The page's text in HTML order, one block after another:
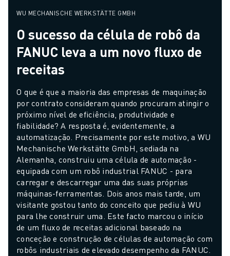
WU MECHANISCHE WERKSTÄTTE GMBH
O sucesso da célula de robô da
FANUC leva a um novo fluxo de
receitas
O que é que a maioria das empresas de maquinação
por contrato consideram quando procuram atingir o
próximo nível de eficiência, produtividade e
fiabilidade? A resposta é, evidentemente, a
automatização. Precisamente por este motivo, a WU
Mechanische Werkstätte GmbH, sediada na
Alemanha, construiu uma célula de automação -
equipada com um robô industrial FANUC - para
carregar e descarregar uma das suas próprias
máquinas-ferramentas. Dois anos mais tarde, um
visitante gostou tanto do conceito que pediu à WU
para lhe construir uma. Este facto marcou o início
de um fluxo de receitas adicional baseado na
conceção e construção de células de automação com
robôs industriais de elevado desempenho da FANUC.